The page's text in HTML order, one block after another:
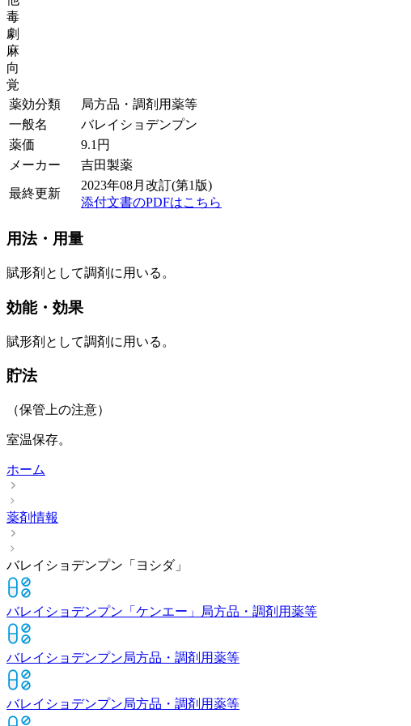
毒
劇
麻
向
覚
薬効分類
局方品・調剤用薬等
一般名
バレイショデンプン
薬価
9.1 円
メーカー
吉田製薬
最終更新
2023年08月改訂(第1版)
添付文書のPDFはこちら
用法・用量
賦形剤として調剤に用いる。
効能・効果
賦形剤として調剤に用いる。
貯法
（保管上の注意）
室温保存。
ホーム
薬剤情報
バレイショデンプン「ヨシダ」
バレイショデンプン「ケンエー」 局方品・調剤用薬等
バレイショデンプン局方品・調剤用薬等
バレイショデンプン局方品・調剤用薬等